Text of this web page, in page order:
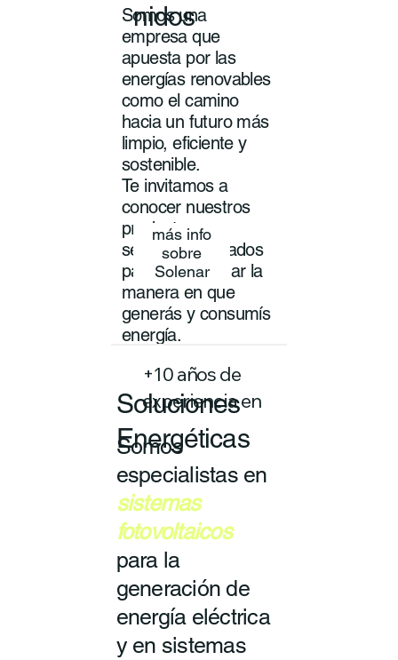
nidos
Somos una
empresa que
apuesta por las
energías renovables
como el camino
hacia un futuro más
limpio, eficiente y
sostenible.
Te invitamos a
conocer nuestros
productos y
servicios pensados
para transformar la
manera en que
generás y consumís
energía.
más info
sobre
Solenar
Soluciones
Energéticas
+10 años de
experiencia en
Somos
especialistas en
sistemas
fotovoltaicos
para la
generación de
energía eléctrica
y en sistemas